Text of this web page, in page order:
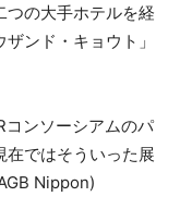
つの大手ホテルを経
ンド・キョウト」
コンソーシアムのパ
在ではそういった展
Nippon)